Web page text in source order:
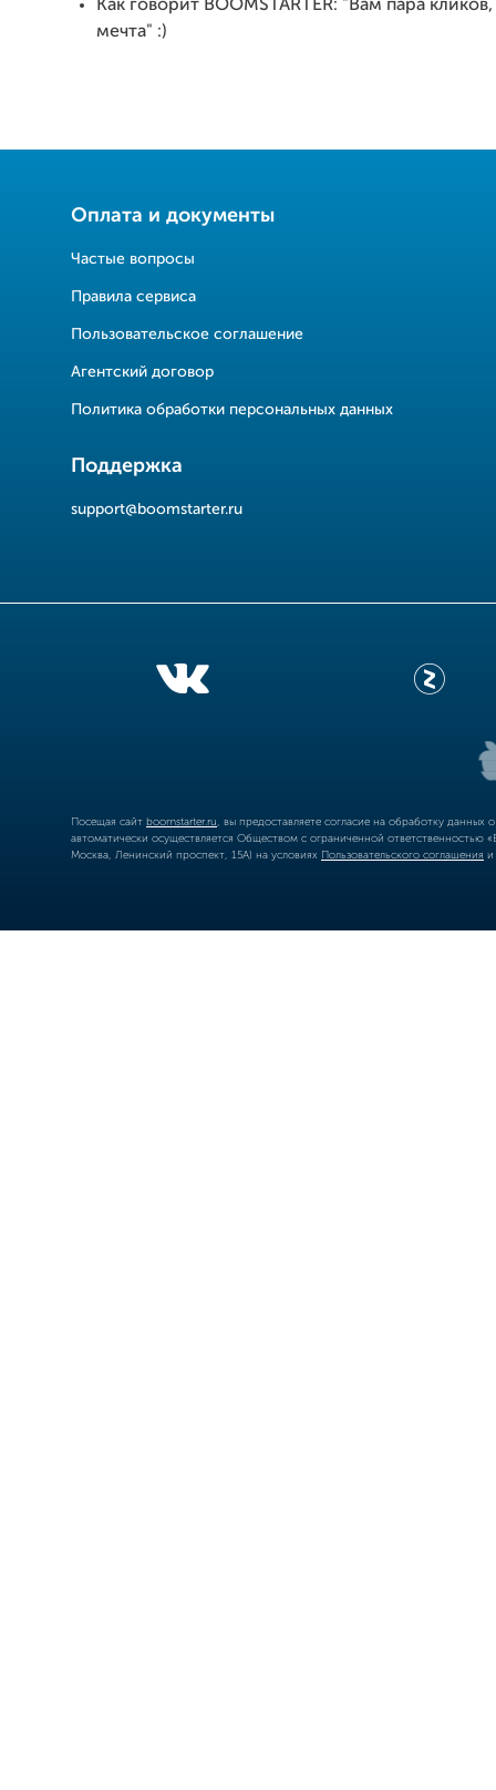
Как говорит BOOMSTARTER: "Вам пара
мечта" :)
Оплата и документы
Частые вопросы
Правила сервиса
Пользовательское соглашение
Агентский договор
Политика обработки персональных данных
Поддержка
support@boomstarter.ru
Посещая сайт boomstarter.ru , вы предоставляете согласие на обработку
автоматически осуществляется Обществом с ограниченной
Москва, Ленинский проспект, 15А) на условиях Пользовательского соглашения и